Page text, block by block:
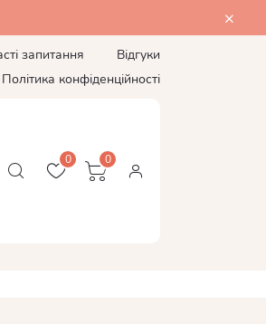
запитання
Відгуки
Політика конфіденційності
0 0